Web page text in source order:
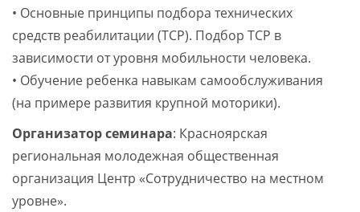
• Основные принципы подбора технических
средств реабилитации (ТСР). Подбор ТСР в
зависимости от уровня мобильности человека.
• Обучение ребенка навыкам самообслуживания
(на примере развития крупной моторики).
Организатор семинара: Красноярская
региональная молодежная общественная
организация Центр «Сотрудничество на местном
уровне».